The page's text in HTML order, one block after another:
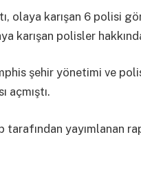
olaya karışan 6 polisi
karışan polisler
şehir yönetimi ve
açmıştı.
tarafından yayımlanan